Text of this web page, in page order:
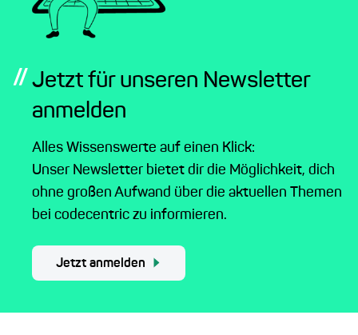
// Jetzt für unseren Newsletter
anmelden
Alles Wissenswerte auf einen Klick:
Unser Newsletter bietet dir die Möglichkeit, dich
ohne großen Aufwand über die aktuellen Themen
bei codecentric zu informieren.
Jetzt anmelden